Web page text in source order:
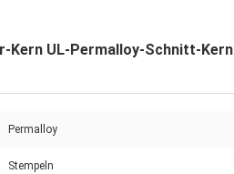
Kern UL-Permalloy-Schnitt-Kern
Permalloy
Stempeln